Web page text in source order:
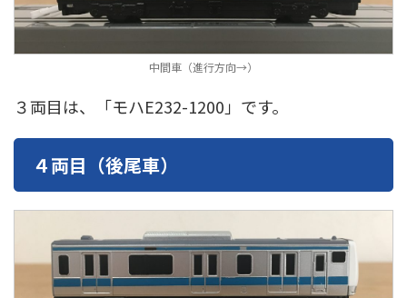
中間車（進行方向→）
３両目は、「モハE232-1200」です。
４両目（後尾車）